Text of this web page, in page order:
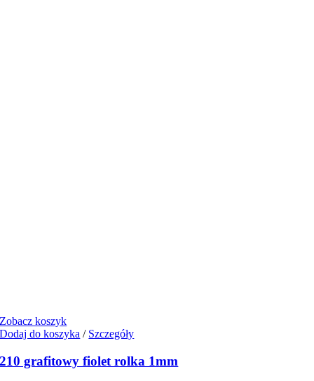
Zobacz koszyk
Dodaj do koszyka / Szczegóły
210 grafitowy fiolet rolka 1mm